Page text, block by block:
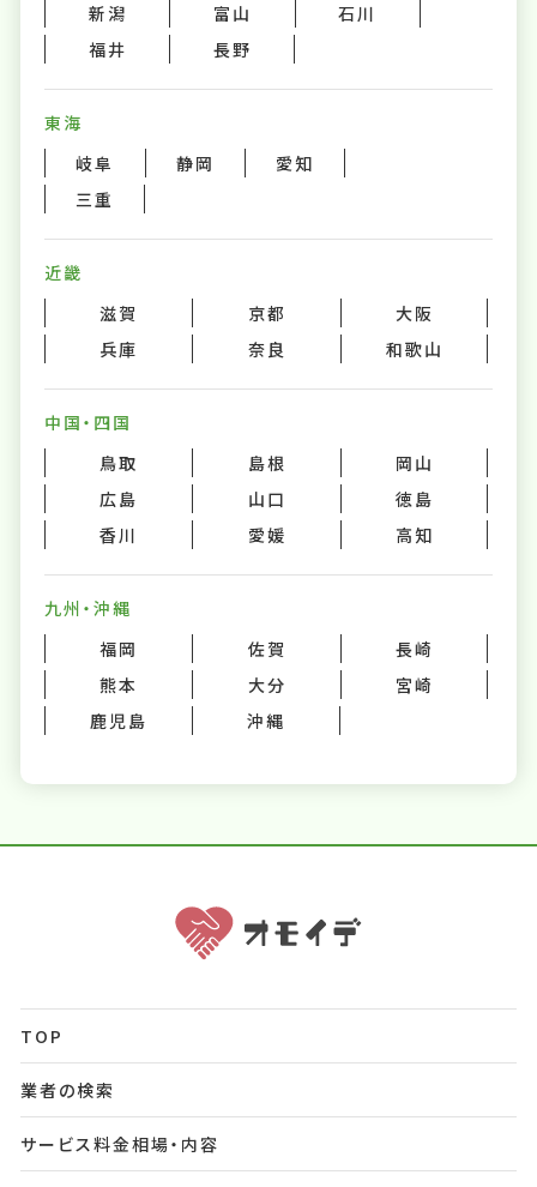
新潟
富山
石川
福井
長野
東海
岐阜
静岡
愛知
三重
近畿
滋賀
京都
大阪
兵庫
奈良 和歌山
中国・四国
鳥取
島根
岡山
広島
山口
徳島
香川
愛媛 高知
九州・沖縄
福岡
佐賀
長崎
熊本
大分
宮崎
鹿児島
沖縄
TOP
業者の検索
サービス料金相場・内容